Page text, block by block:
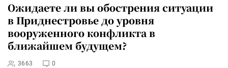
Ожидаете ли вы обострения ситуации
в Приднестровье до уровня
вооруженного конфликта в
ближайшем будущем?
3663 0